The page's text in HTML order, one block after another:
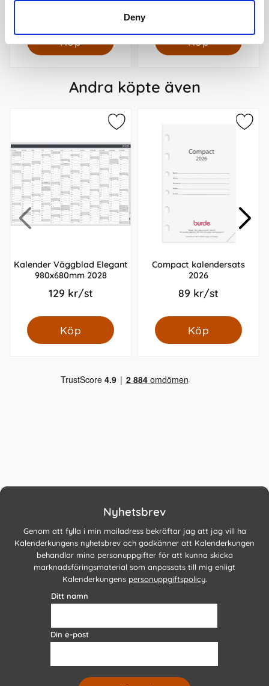
Deny
199 kr/st
Köp
199 kr/st
Köp
Andra köpte även
Kalender Väggblad Elegant
980x680mm 2028
129 kr/st
Köp
Compact kalendersats
2026
89 kr/st
Köp
Nyhetsbrev
Genom att fylla i min mailadress bekräftar jag att jag vill ha
Kalenderkungens nyhetsbrev och godkänner att Kalenderkungen
behandlar mina personuppgifter för att kunna skicka
marknadsföringsmaterial som anpassats till mig enligt
Kalenderkungens personuppgiftspolicy.
Ditt namn
Din e-post